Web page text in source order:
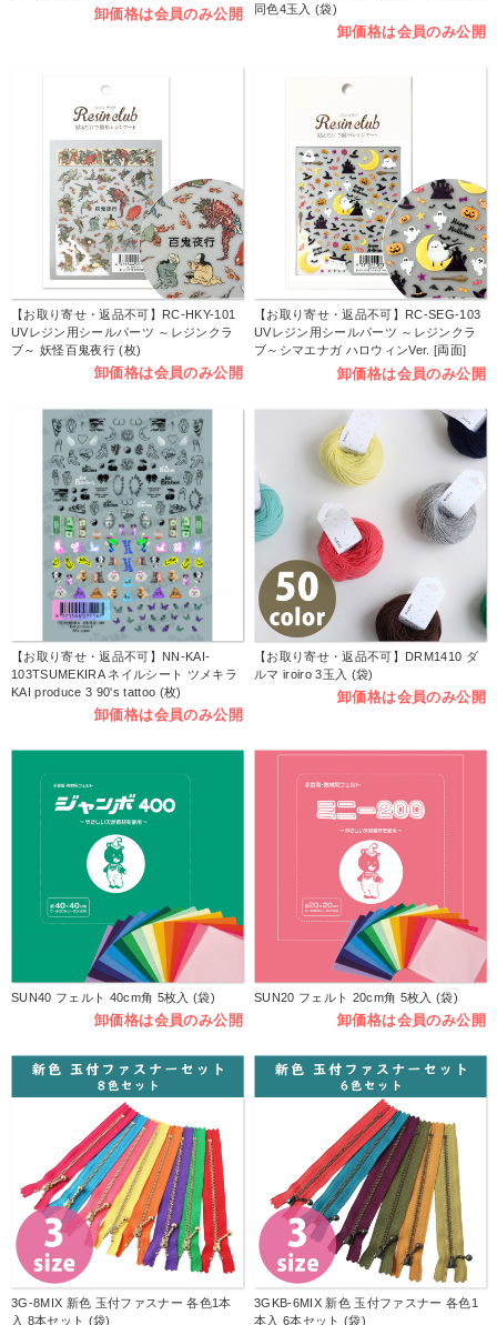
卸価格は会員のみ公開
同色4玉入 (袋)
卸価格は会員のみ公開
【お取り寄せ・返品不可】RC-HKY-101
UVレジン用シールパーツ ～レジンクラ
ブ～ 妖怪百鬼夜行 (枚)
卸価格は会員のみ公開
【お取り寄せ・返品不可】RC-SEG-103
UVレジン用シールパーツ ～レジンクラ
ブ～シマエナガ ハロウィンVer. [両面]
卸価格は会員のみ公開
【お取り寄せ・返品不可】NN-KAI-
103TSUMEKIRA ネイルシート ツメキラ
KAI produce 3 90's tattoo (枚)
卸価格は会員のみ公開
【お取り寄せ・返品不可】DRM1410 ダ
ルマ iroiro 3玉入 (袋)
卸価格は会員のみ公開
SUN40 フェルト 40cm角 5枚入 (袋)
卸価格は会員のみ公開
SUN20 フェルト 20cm角 5枚入 (袋)
卸価格は会員のみ公開
3G-8MIX 新色 玉付ファスナー 各色1本
入 8本セット (袋)
3GKB-6MIX 新色 玉付ファスナー 各色1
本入 6本セット (袋)